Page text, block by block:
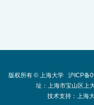
版权所有 © 上海大学 沪ICP备
址：上海市宝山区
技术支持： 上海